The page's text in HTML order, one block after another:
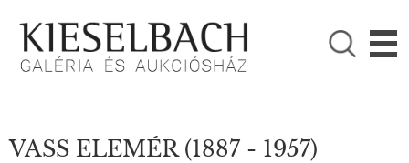

KÉRJÜK VÁLASSZON!
Festmények
VASS ELEMÉR (1887 - 1957)